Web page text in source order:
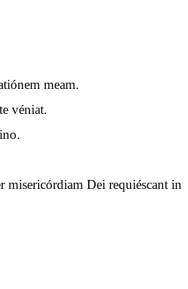
meam.
véniat.
misericórdiam Dei requiéscant in